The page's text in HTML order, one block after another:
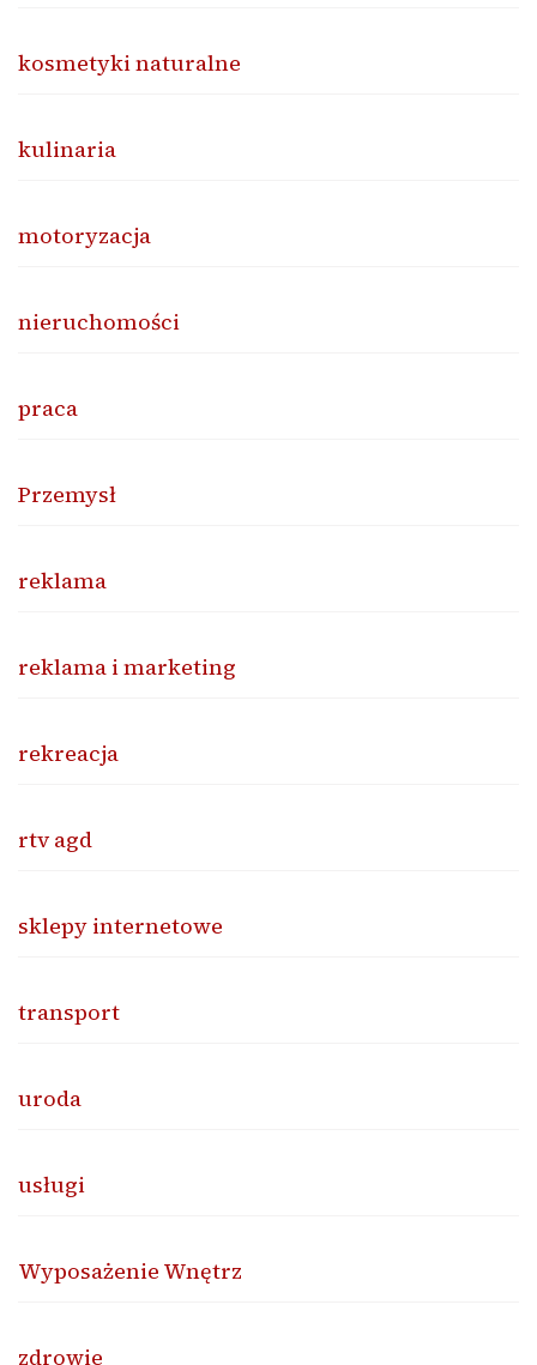
kosmetyki naturalne
kulinaria
motoryzacja
nieruchomości
praca
Przemysł
reklama
reklama i marketing
rekreacja
rtv agd
sklepy internetowe
transport
uroda
usługi
Wyposażenie Wnętrz
zdrowie